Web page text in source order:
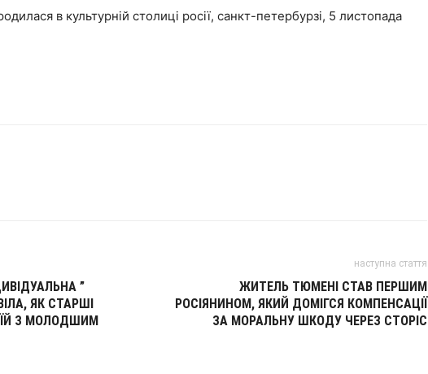
в культурній столиці росії, санкт-петербурзі, 5 листопада
”
ЯК СТАРШІ
З МОЛОДШИМ
наступна стаття
ЖИТЕЛЬ ТЮМЕНІ СТАВ ПЕРШИМ
РОСІЯНИНОМ, ЯКИЙ ДОМІГСЯ КОМПЕНСАЦІЇ
ЗА МОРАЛЬНУ ШКОДУ ЧЕРЕЗ СТОРІС